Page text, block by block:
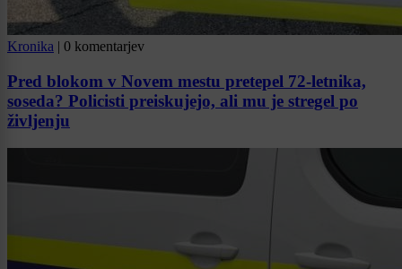
Kronika | 0 komentarjev
Pred blokom v Novem mestu pretepel 72-letnika,
soseda? Policisti preiskujejo, ali mu je stregel po
življenju